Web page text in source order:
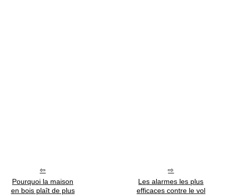
Pourquoi la maison
en bois plaît de plus
Les alarmes les plus
efficaces contre le vol